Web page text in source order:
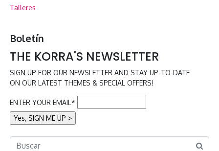
Talleres
Boletín
THE KORRA'S NEWSLETTER
SIGN UP FOR OUR NEWSLETTER AND STAY UP-TO-DATE
ON OUR LATEST THEMES & SPECIAL OFFERS!
ENTER YOUR EMAIL*